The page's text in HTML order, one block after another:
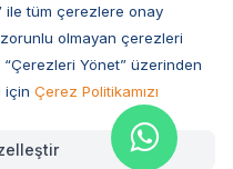
Sorular
ile tüm çerezlere onay
olmayan çerezleri
Yönet” üzerinden
için Çerez Politikamızı